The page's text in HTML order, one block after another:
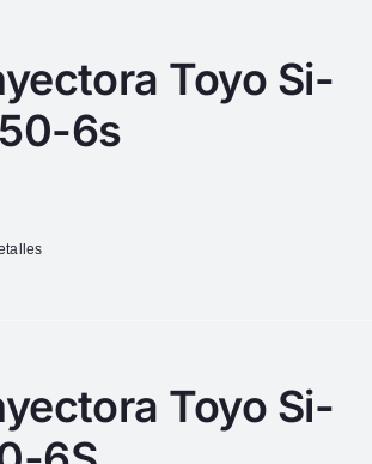
Toyo Si-
6s
Toyo Si-